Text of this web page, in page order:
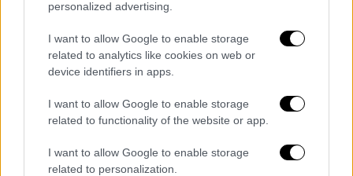
personalized advertising.
I want to allow Google to enable storage
related to analytics like cookies on web or
device identifiers in apps.
I want to allow Google to enable storage
related to functionality of the website or app.
I want to allow Google to enable storage
related to personalization.
έμεινε στα χαρτιά.
Να σημειωθεί ότι με βάσηέρευνες
που
έχουν γίνει και είναι φυσικά σε γνώση της
ηγεσίας του υπουργείου Υγείας,
το 60% των περιστατικών που σήμερα
φθάνουν στα νοσοκομεία, θα μπορούσαν να
είχαν αντιμετωπιστεί σε μονάδες της
Πρωτοβάθμιας Φροντίδας Υγείας
όπως στα